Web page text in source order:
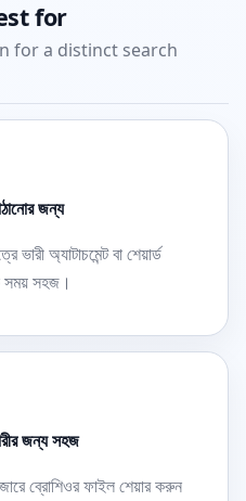
for
for a distinct search
জন্য
অ্যাটাচমেন্ট বা শেয়ার্ড
সময় সহজ।
জন্য সহজ
ব্রোশিওর ফাইল শেয়ার করুন